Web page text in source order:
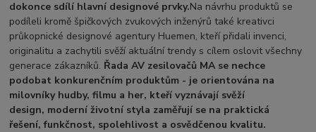
dokonce sdílí hlavní designové prvky.Na návrhu produktů se
podíleli kromě špičkových zvukových inženýrů také kreativci
průkopnické designové agentury Huemen, kteří přidali invenci,
originalitu a zachytili svěží aktuální trendy s cílem oslovit všechny
generace zákazníků. Řada AV zesilovačů MA se nechce
podobat konkurenčním produktům - je orientována na
milovníky hudby, filmu a her, kteří vyznávají svěží
design, moderní životní styla zaměřují se na praktická
řešení, funkčnost, spolehlivost a osvědčenou kvalitu.